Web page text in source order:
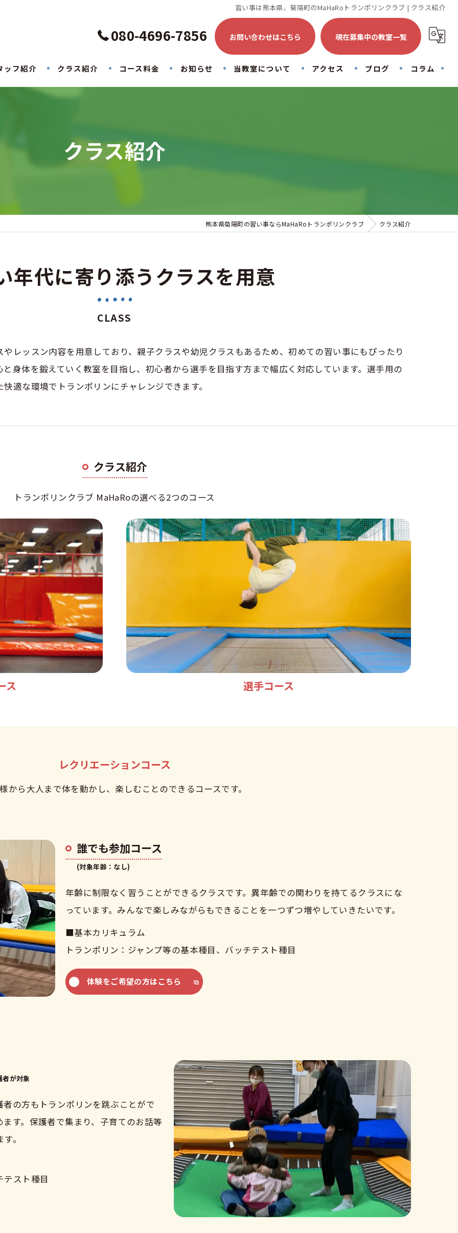
習い事は熊本県、菊陽町のMaHaRoトランポリンクラブ | クラス紹介
080-4696-7856 お問い合わせはこちら 現在募集中の教室一覧
ッフ紹介 クラス紹介 コース料金 お知らせ 当教室について アクセス ブログ コラム
クラス紹介
熊本県菊陽町の習い事ならMaHaRoトランポリンクラブ クラス紹介
年代に寄り添うクラスを用意
CLASS
レッスン内容を用意しており、親子クラスや幼児クラスもあるため、初めての習い事にもぴったり
身体を鍛えていく教室を目指し、初心者から選手を目指す方まで幅広く対応しています。選手用の
適な環境でトランポリンにチャレンジできます。
クラス紹介
トランポリンクラブ MaHaRoの選べる2つのコース
ス 選手コース
レクリエーションコース
から大人まで体を動かし、楽しむことのできるコースです。
誰でも参加コース
(対象年齢：なし)
年齢に制限なく習うことができるクラスです。異年齢での関わりを持てるクラスにな
っています。みんなで楽しみながらもできることを一つずつ増やしていきたいです。
■基本カリキュラム
トランポリン：ジャンプ等の基本種目、バッチテスト種目
体験をご希望の方はこちら
が対象
の方もトランポリンを跳ぶことがで
す。保護者で集まり、子育てのお話等
。
スト種目